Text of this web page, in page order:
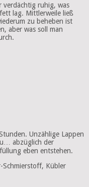
verdächtig ruhig, was
lag. Mittlerweile ließ
zu beheben ist
aber was soll man
Unzählige Lappen
abzüglich der
eben entstehen.
Schmierstoff, Kübler